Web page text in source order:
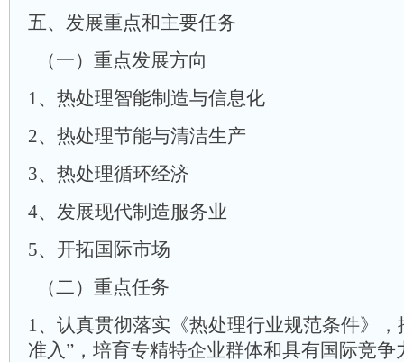
五、发展重点和主要任务
（一）重点发展方向
1、热处理智能制造与信息化
2、热处理节能与清洁生产
3、热处理循环经济
4、发展现代制造服务业
5、开拓国际市场
（二）重点任务
1、认真贯彻落实《热处理行业规范条件》
准入”，培育专精特企业群体和具有国际竞争